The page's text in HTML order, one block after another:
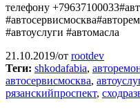
телефону
#автоуслуги #автомасла
21.10.2019/от rootdev
Теги: shkodafabia,
автосервисмосква,
рязанскийпроспект,